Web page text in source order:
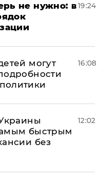
не нужно: в19:24
могут
16:08
быстрым
без
12:02